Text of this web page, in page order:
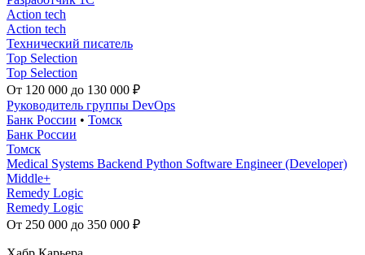
Action tech
Action tech
Технический писатель
Top Selection
Top Selection
От 120 000 до 130 000 ₽
Руководитель группы DevOps
Банк России • Томск
Банк России
Томск
Medical Systems Backend Python Software Engineer (Developer)
Middle+
Remedy Logic
Remedy Logic
От 250 000 до 350 000 ₽